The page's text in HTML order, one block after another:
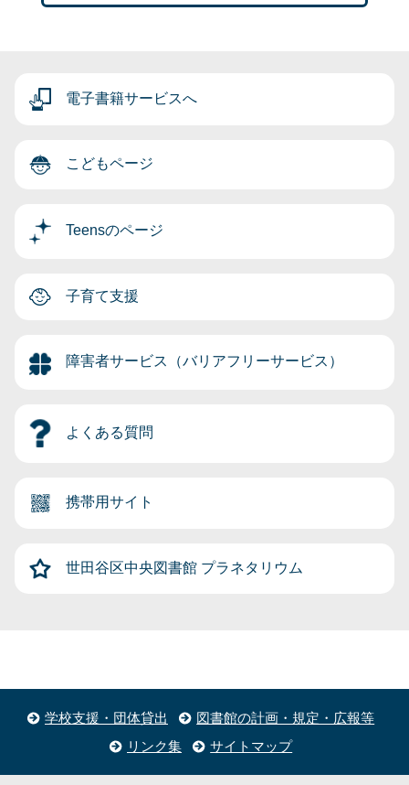
電子書籍サービスへ
こどもページ
Teensのページ
子育て支援
障害者サービス（バリアフリーサービス）
よくある質問
携帯用サイト
世田谷区中央図書館 プラネタリウム
学校支援・団体貸出
図書館の計画・規定・広報等
リンク集
サイトマップ